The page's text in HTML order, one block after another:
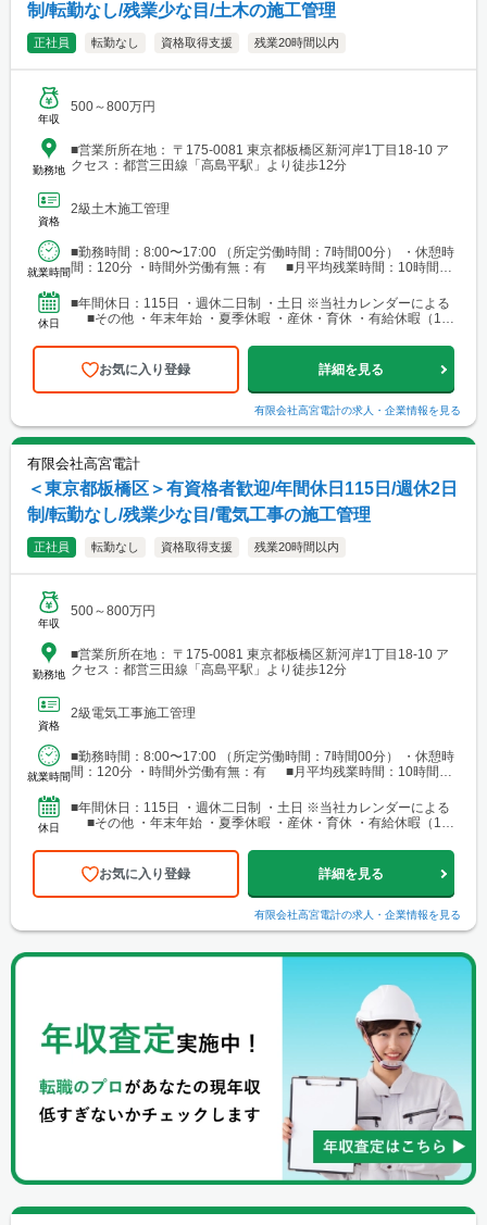
制/転勤なし/残業少な目/土木の施工管理
正社員 転勤なし 資格取得支援 残業20時間以内
年収
500～800万円
勤務地
■営業所所在地： 〒175-0081 東京都板橋区新河岸1丁目18-10 ア
クセス：都営三田線「高島平駅」より徒歩12分
資格
2級土木施工管理
就業時間
■勤務時間：8:00〜17:00 （所定労働時間：7時間00分） ・休憩時
間：120分 ・時間外労働有無：有 ■月平均残業時間：10時間程
休日
■年間休日：115日 ・週休二日制 ・土日 ※当社カレンダーによる
■その他 ・年末年始 ・夏季休暇 ・産休・育休 ・有給休暇（10
お気に入り登録 詳細を見る
有限会社高宮電計の求人・企業情報を見る
有限会社高宮電計
＜東京都板橋区＞有資格者歓迎/年間休日115日/週休2日
制/転勤なし/残業少な目/電気工事の施工管理
正社員 転勤なし 資格取得支援 残業20時間以内
年収
500～800万円
勤務地
■営業所所在地： 〒175-0081 東京都板橋区新河岸1丁目18-10 ア
クセス：都営三田線「高島平駅」より徒歩12分
資格
2級電気工事施工管理
就業時間
■勤務時間：8:00〜17:00 （所定労働時間：7時間00分） ・休憩時
間：120分 ・時間外労働有無：有 ■月平均残業時間：10時間程
休日
■年間休日：115日 ・週休二日制 ・土日 ※当社カレンダーによる
■その他 ・年末年始 ・夏季休暇 ・産休・育休 ・有給休暇（10
お気に入り登録 詳細を見る
有限会社高宮電計の求人・企業情報を見る